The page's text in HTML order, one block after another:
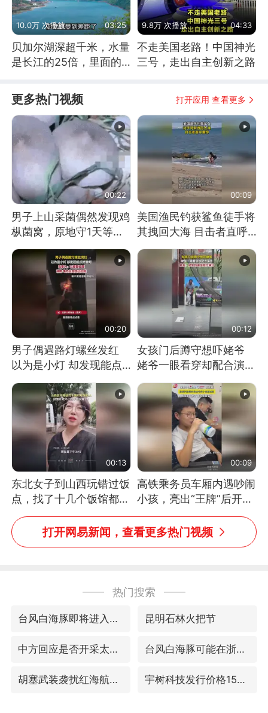
10.0万 次播放 03:25
贝加尔湖深超千米，水量
是长江的25倍，里面的
9.8万 次播放 04:33
不走美国老路！中国神光
三号，走出自主创新之路
更多热门视频 打开应用 查看更多
00:22
男子上山采菌偶然发现鸡
枞菌窝，原地守1天等它
长大：挖了140多朵
00:09
美国渔民钓获鲨鱼徒手将
其拽回大海 目击者直呼
震惊 （视频来源：参考
消息）
00:20
男子偶遇路灯螺丝发红
以为是小灯 却发现能点
燃香烟 当事人：已报警
处理
00:12
女孩门后蹲守想吓姥爷
姥爷一眼看穿却配合演出
网友：姥爷的演技我打满
分
00:13
东北女子到山西玩错过饭
点，找了十几个饭馆都没
开门：午休到几点
00:09
高铁乘务员车厢内遇吵闹
小孩，亮出“王牌”后开启
一键静音
打开网易新闻，查看更多热门视频
热门搜索
台风白海豚即将进入48小时警戒线 昆明石林火把节
中方回应是否开采太平洋海底稀土资源 台风白海豚可能在浙闽沿海登陆
胡塞武装袭扰红海航运行动升级 宇树科技发行价格150.80元/股